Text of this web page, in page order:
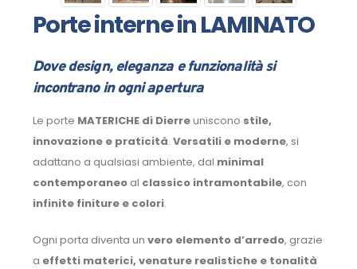
Porte interne in LAMINATO
Dove design, eleganza e funzionalità si
incontrano in ogni apertura
Le porte MATERICHE di Dierreuniscono stile,
innovazione e praticità. Versatili e moderne, si
adattano a qualsiasi ambiente, dal minimal
contemporaneoal classico intramontabile, con
infinite finiture e colori.
Ogni porta diventa un vero elemento d’arredo, grazie
a effetti materici, venature realistiche e tonalità